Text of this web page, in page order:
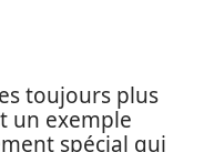
toujours plus
un exemple
spécial qui